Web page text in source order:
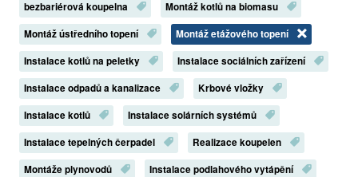
bezbariérová koupelna
Montáž kotlů na biomasu
Montáž ústředního topení
Montáž etážového topení
Instalace kotlů na peletky
Instalace sociálních zařízení
Instalace odpadů a kanalizace
Krbové vložky
Instalace kotlů
Instalace solárních systémů
Instalace tepelných čerpadel
Realizace koupelen
Montáže plynovodů
Instalace podlahového vytápění